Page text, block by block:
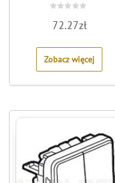
0
out
5
72.27zł
Zobacz więcej